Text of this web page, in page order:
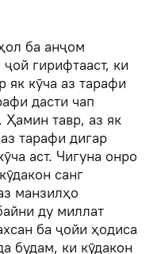
ба анҷом
гирифтааст, ки
як кӯча аз тарафи
дасти чап
Ҳамин тавр, аз як
тарафи дигар
аст. Чигуна онро
санг
манзилҳо
ду миллат
ба ҷойи ҳодиса
будам, ки кӯдакон